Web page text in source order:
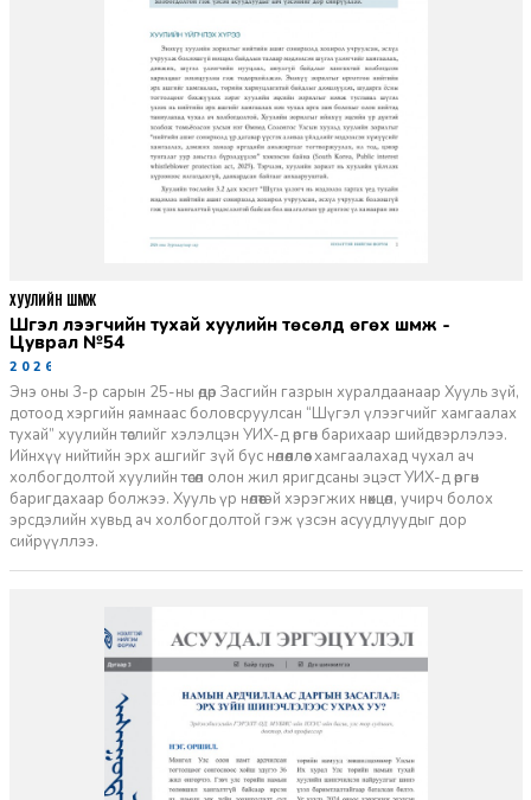
Шүгэл үлээгчийн тухай хуулийн төсөлд өгөх шүүмж -
Цуврал №54
2026-07-27
Энэ оны 3-р сарын 25-ны өдөр Засгийн газрын хуралдаанаар Хууль зүй,
дотоод хэргийн яамнаас боловсруулсан “Шүгэл үлээгчийг хамгаалах
тухай” хуулийн төслийг хэлэлцэн УИХ-д өргөн барихаар шийдвэрлэлээ.
Ийнхүү нийтийн эрх ашгийг зүй бус нөлөөллөөс хамгаалахад чухал ач
холбогдолтой хуулийн төсөл олон жил яригдсаны эцэст УИХ-д өргөн
баригдахаар болжээ. Хууль үр нөлөөтэй хэрэгжих нөхцөл, учирч болох
эрсдэлийн хувьд ач холбогдолтой гэж үзсэн асуудлуудыг дор
сийрүүллээ.
ХУУЛИЙН ШҮҮМЖ